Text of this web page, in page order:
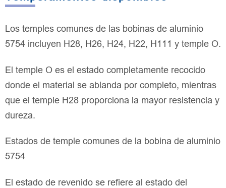
Los temples comunes de las bobinas de aluminio
5754 incluyen H28, H26, H24, H22, H111 y temple O.
El temple O es el estado completamente recocido
donde el material se ablanda por completo, mientras
que el temple H28 proporciona la mayor resistencia y
dureza.
Estados de temple comunes de la bobina de aluminio
5754
El estado de revenido se refiere al estado del